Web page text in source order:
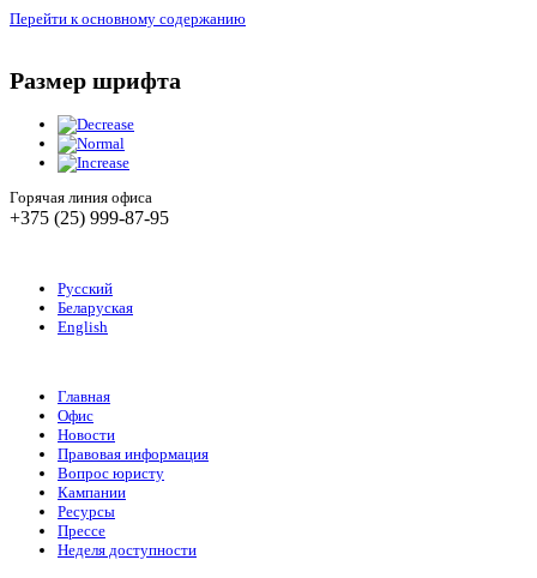
Перейти к основному содержанию
Размер шрифта
Горячая линия офиса
+375 (25) 999-87-95
Русский
Беларуская
English
Главная
Офис
Новости
Правовая информация
Вопрос юристу
Кампании
Ресурсы
Прессе
Неделя доступности